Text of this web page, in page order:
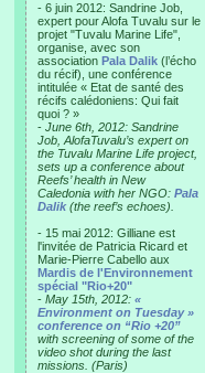
- 6 juin 2012: Sandrine Job,
expert pour Alofa Tuvalu sur le
projet "Tuvalu Marine Life",
organise, avec son
association Pala Dalik (l’écho
du récif), une conférence
intitulée « Etat de santé des
récifs calédoniens: Qui fait
quoi ? »
- June 6th, 2012: Sandrine
Job, AlofaTuvalu’s expert on
the Tuvalu Marine Life project,
sets up a conference about
Reefs’ health in New
Caledonia with her NGO: Pala
Dalik (the reef’s echoes).
- 15 mai 2012: Gilliane est
l'invitée de Patricia Ricard et
Marie-Pierre Cabello aux
Mardis de l'Environnement
spécial "Rio+20"
- May 15th, 2012: «
Environment on Tuesday »
conference on “Rio +20”
with screening of some of the
video shot during the last
missions. (Paris)